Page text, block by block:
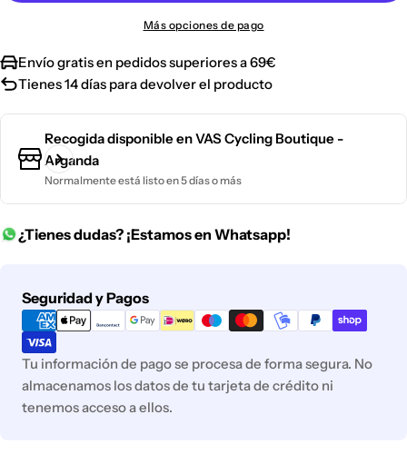
Más opciones de pago
Envío gratis en pedidos superiores a 69€
Tienes 14 días para devolver el producto
Recogida disponible enVAS Cycling Boutique -
Arganda
Normalmente está listo en 5 días o más
¿Tienes dudas? ¡Estamos en Whatsapp!
Seguridad y Pagos
Métodos
de
pago
Tu información de pago se procesa de forma segura. No
almacenamos los datos de tu tarjeta de crédito ni
tenemos acceso a ellos.